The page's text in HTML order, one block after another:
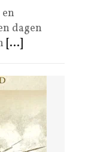
dagen
[...]